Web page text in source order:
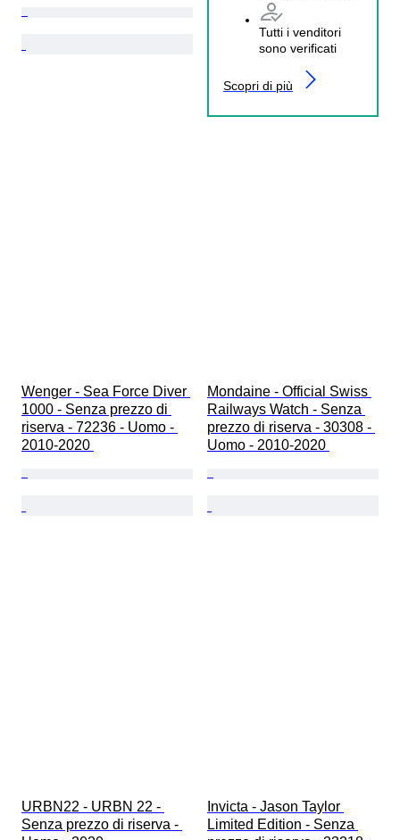
Tutti i venditori
sono verificati
Scopri di più
Wenger - Sea Force Diver
1000 - Senza prezzo di
riserva - 72236 - Uomo -
2010-2020
Mondaine - Official Swiss
Railways Watch - Senza
prezzo di riserva - 30308 -
Uomo - 2010-2020
URBN22 - URBN 22 -
Senza prezzo di riserva -
Invicta - Jason Taylor
Limited Edition - Senza